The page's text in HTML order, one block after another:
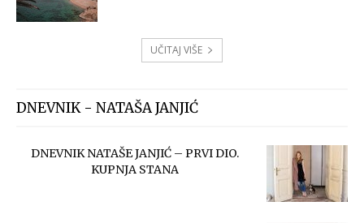
UČITAJ VIŠE
DNEVNIK - NATAŠA JANJIĆ
DNEVNIK NATAŠE JANJIĆ – PRVI DIO.
KUPNJA STANA